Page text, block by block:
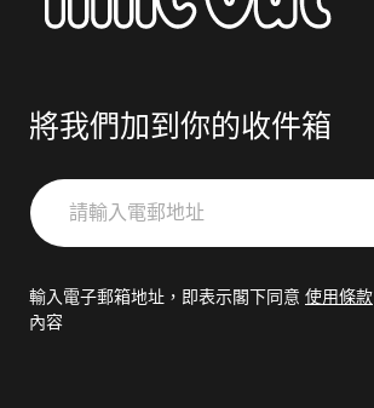
將我們加到你的收件箱
請
輸
郵
輸入電子郵箱地址，即表示閣下同意 使用條款
內容